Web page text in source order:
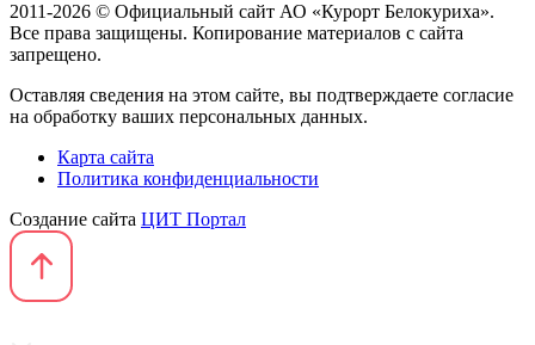
2011-2026 © Официальный сайт АО «Курорт Белокуриха».
Все права защищены. Копирование материалов с сайта
запрещено.
Оставляя сведения на этом сайте, вы подтверждаете согласие
на обработку ваших персональных данных.
Карта сайта
Политика конфиденциальности
Создание сайта ЦИТ Портал